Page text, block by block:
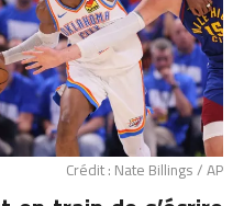
Crédit : Nate Billings / AP